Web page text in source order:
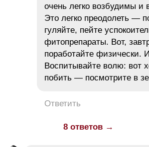
очень легко возбудимы
Это легко преодолеть —
гуляйте, пейте
фитопрепараты. Вот,
поработайте физически.
Воспитывайте волю: вот
побить — посмотрите в
Ответить
8 ответов →